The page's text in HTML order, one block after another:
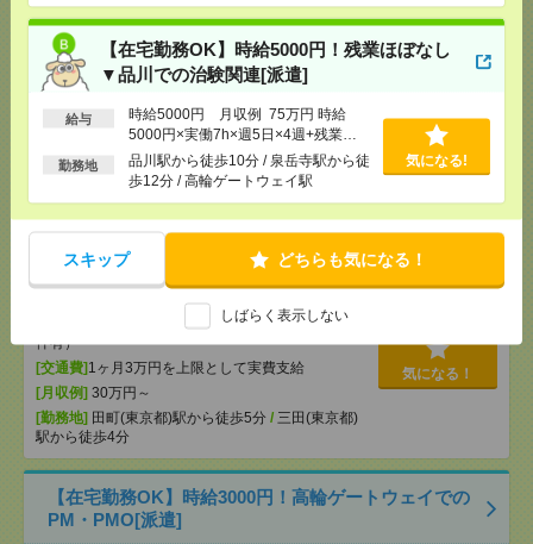
【在宅勤務OK】時給5000円！残業ほぼなし
▼品川での治験関連[派遣]
給与
時給5000円 月収例 75万円 時給
5000円×実働7h×週5日×4週+残業
10h ※月収例を保証するものではあ
りません。※給与即受取りサービス利
勤務地
品川駅から徒歩10分 / 泉岳寺駅から徒
歩12分 / 高輪ゲートウェイ駅
気になる!
スキップ どちらも気になる！
しばらく表示しない
[給 与]時給5000円 月収例 75万円 時給5000円×
実働7h×週5日×4週+残業10h ※月収例を保証するも
のではありません。※給与即受取りサービス利用可
（利用条件有）
[交通費]1ヶ月3万円を上限として実費支給
[月収例]30万円～
品川駅から徒歩10分/泉岳寺駅から徒歩12
/高輪ゲートウェイ駅
時給2200円！残業ほぼなし▼【カバー】在宅OK！田
町での編集・校正・制作[派遣]
[給 与]時給2200円 月収例 35万円 時給2200円×
実働8h×週5日×4週 ※月収例を保証するものではあ
りません。※給与即受取りサービス利用可（利用条
件有）
[交通費] 1ヶ月3万円を上限として実費支給
[月収例] 30万円～
[勤務地] 田町(東京都)駅から徒歩5分 / 三田(東京都)
駅から徒歩4分
気になる！
【在宅勤務OK】時給3000円！高輪ゲートウェイでの
PM・PMO[派遣]